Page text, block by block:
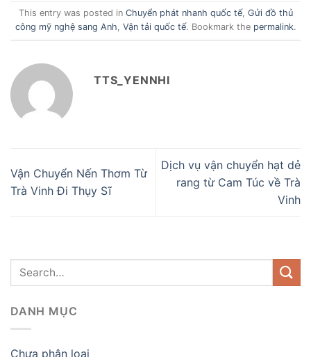
This entry was posted in Chuyển phát nhanh quốc tế, Gửi đồ thủ
công mỹ nghệ sang Anh Vận tải quốc tế. Bookmark the permalink.
TTS_YENNHI
Vận Chuyển Nến Thơm Từ
Trà Vinh Đi Thụy Sĩ
Dịch vụ vận chuyển hạt dẻ
rang từ Cam Túc về Trà
Vinh
DANH MỤC
Chưa phân loại